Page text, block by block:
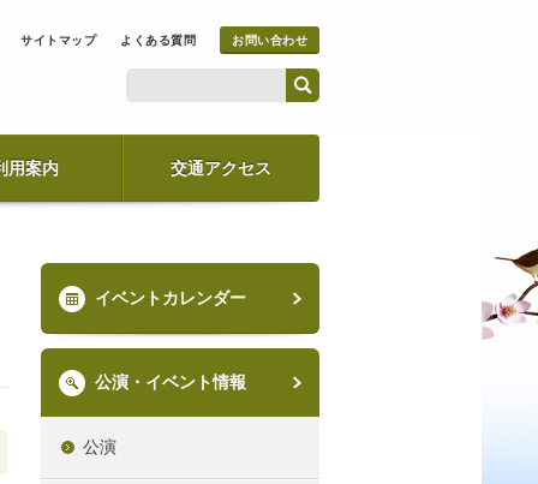
サイトマップ よくある質問 お問い合わせ
用案内 交通アクセス
イベントカレンダー
公演・イベント情報
公演